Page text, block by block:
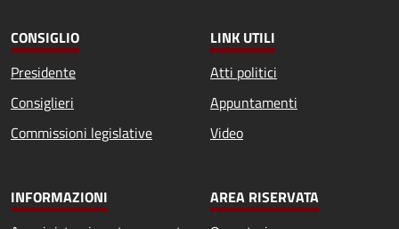
CONSIGLIO
Presidente
Consiglieri
Commissioni legislative
LINK UTILI
Atti politici
Appuntamenti
Video
INFORMAZIONI
AREA RISERVATA